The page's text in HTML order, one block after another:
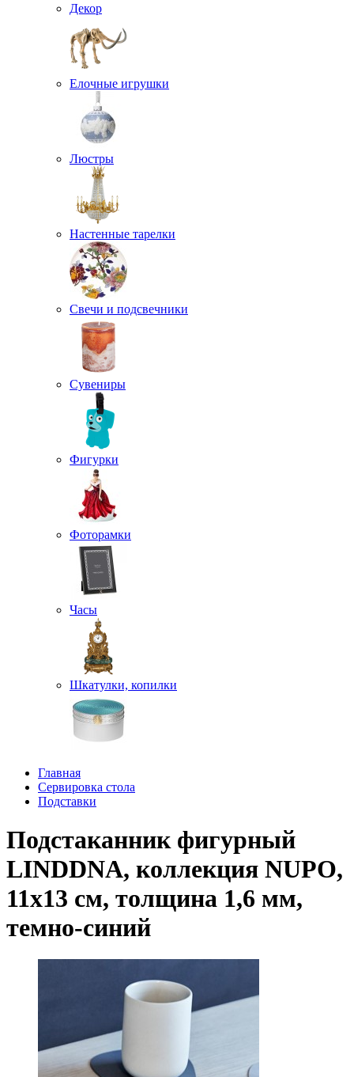
Декор
Елочные игрушки
Люстры
Настенные тарелки
Свечи и подсвечники
Сувениры
Фигурки
Фоторамки
Часы
Шкатулки, копилки
Главная
Сервировка стола
Подставки
Подстаканник фигурный
LINDDNA, коллекция NUPO,
11x13 см, толщина 1,6 мм,
темно-синий